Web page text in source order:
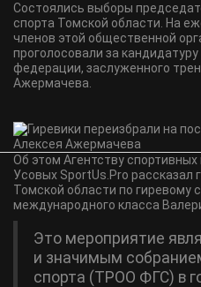
Состоялись выборы
спорта Томской области. На
членов этой общественной
проголосовали за
федерации, заслуженного
Ажермачева.
Об этом Агентству
Усовых SportUs.Рro рассказал
Томской области по гиревому
международного класса
Это мероприятие
и значимым
спорта (ТРОО ФГС) в